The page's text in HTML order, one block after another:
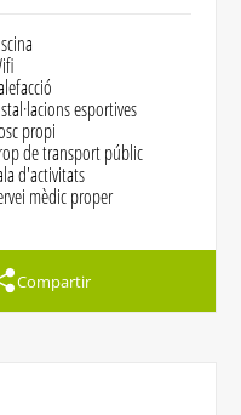
esportives
propi
de transport públic
d'activitats
mèdic proper
Compartir